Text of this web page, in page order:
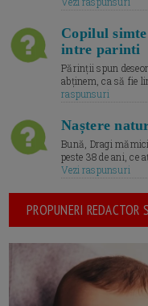
Copilul
intre parinti
Părinții spun
abținem, ca să fie
raspunsuri
Naștere
Bună, Dragi
peste 38 de ani, ce
Vezi raspunsuri
PROPUNERI REDACTOR